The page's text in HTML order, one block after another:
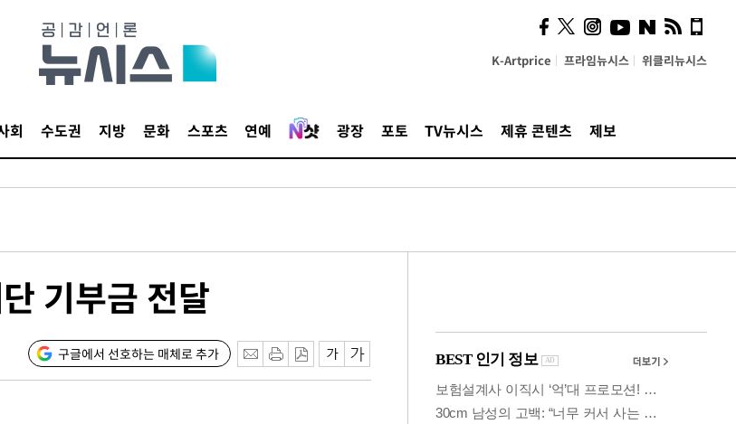
K-Artprice 프라임뉴시스 위클리뉴시스
회 수도권 지방 문화 스포츠 연예 광장 포토 TV뉴시스 제휴 콘텐츠 제보
기부금 전달
구글에서 선호하는 매체로 추가
사이 해답 찾았죠"…알을
깨고 나온 '초자아'